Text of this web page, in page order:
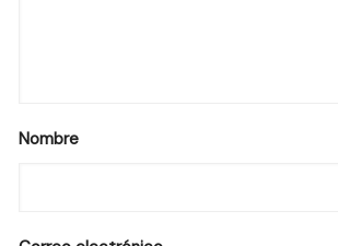
Nombre